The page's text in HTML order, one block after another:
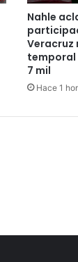
Nahle
Veracruz
temporal
7 mil
Hace 1